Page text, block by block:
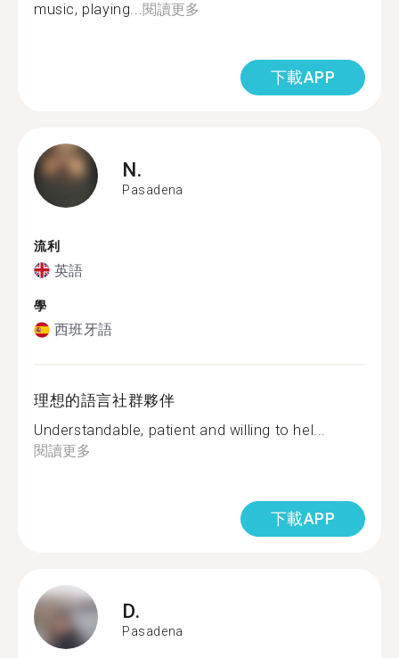
music, playing...閱讀更多
下載APP
N.
Pasadena
流利
英語
學
西班牙語
理想的語言社群夥伴
Understandable, patient and willing to hel...
閱讀更多
下載APP
D.
Pasadena